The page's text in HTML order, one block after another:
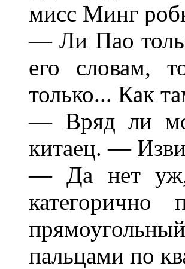
мисс Минг
— Ли Пао
его словам,
только... Как
— Вряд ли
китаец. —
— Да нет уж,
пальцами по